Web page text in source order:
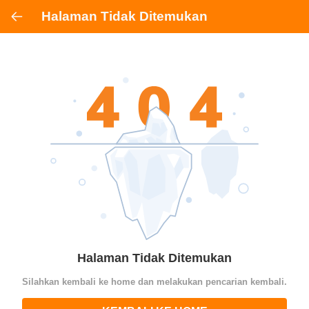
Halaman Tidak Ditemukan
Halaman Tidak Ditemukan
Silahkan kembali ke home dan melakukan pencarian kembali.